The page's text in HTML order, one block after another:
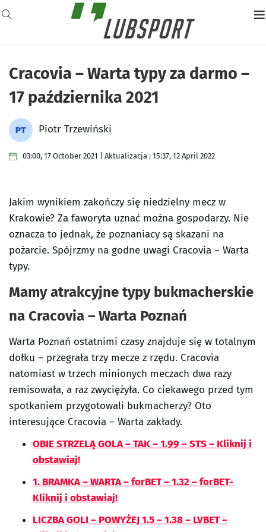
Cracovia – Warta typy za darmo –
17 października 2021
Piotr Trzewiński
03:00, 17 October 2021 | Aktualizacja : 15:37, 12 April 2022
Jakim wynikiem zakończy się niedzielny mecz w
Krakowie? Za faworyta uznać można gospodarzy. Nie
oznacza to jednak, że poznaniacy są skazani na
pożarcie. Spójrzmy na godne uwagi Cracovia – Warta
typy.
Mamy atrakcyjne typy bukmacherskie
na Cracovia – Warta Poznań
Warta Poznań ostatnimi czasy znajduje się w totalnym
dołku – przegrała trzy mecze z rzędu. Cracovia
natomiast w trzech minionych meczach dwa razy
remisowała, a raz zwyciężyła. Co ciekawego przed tym
spotkaniem przygotowali bukmacherzy? Oto
interesujące Cracovia – Warta zakłady.
OBIE STRZELĄ GOLA – TAK – 1.99 – STS – Kliknij i
obstawiaj!
1. BRAMKA – WARTA – forBET – 1.32 – forBET-
Kliknij i obstawiaj!
LICZBA GOLI – POWYŻEJ 1.5 – 1.38 – LVBET –